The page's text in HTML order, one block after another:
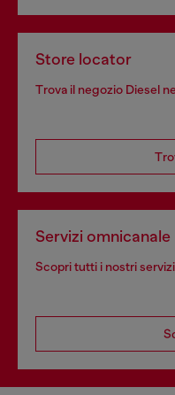
Store locator
Trova il negozio Diesel
Servizi omnicanale
Scopri tutti i nostri